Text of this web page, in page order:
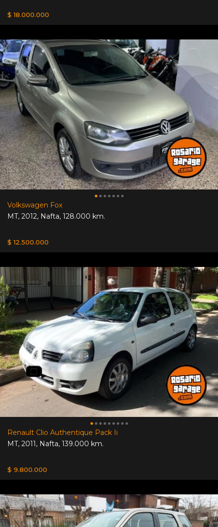
$ 18.000.000
Volkswagen Fox
MT, 2012, Nafta, 128.000 km.
$ 12.500.000
Renault Clio Authentique Pack Ii
MT, 2011, Nafta, 139.000 km.
$ 9.800.000